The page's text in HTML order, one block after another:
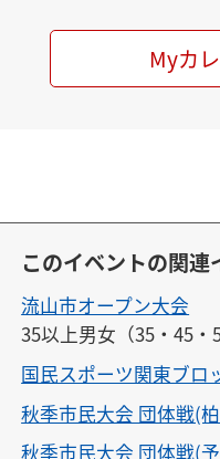
Myカ
このイベントの関連
流山市オープン大会
35以上男女（35・45
国民スポーツ関東ブロ
秋季市民大会 団体戦(
秋季市民大会 団体戦(